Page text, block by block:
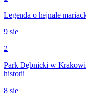
Legenda o hejnale
9 sie
2
Park Dębnicki w
historii
8 sie